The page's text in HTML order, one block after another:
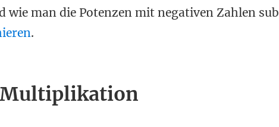
wie man die Potenzen mit negativen Zahlen
.
Multiplikation